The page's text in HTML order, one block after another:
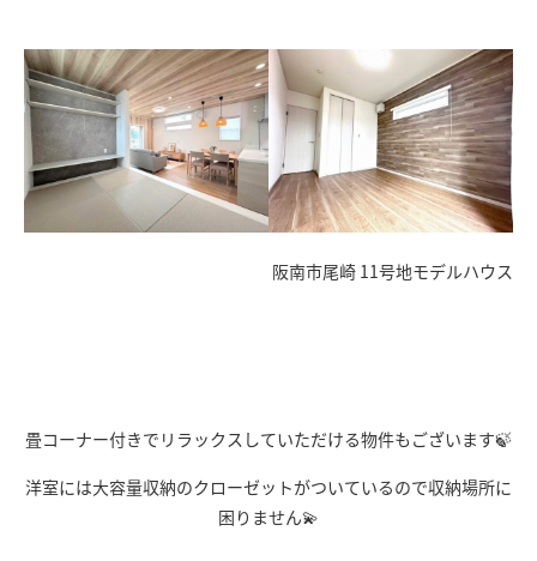
阪南市尾崎 11号地モデルハウス
畳コーナー付きでリラックスしていただける物件もございます🍃
洋室には大容量収納のクローゼットがついているので収納場所に
困りません💫